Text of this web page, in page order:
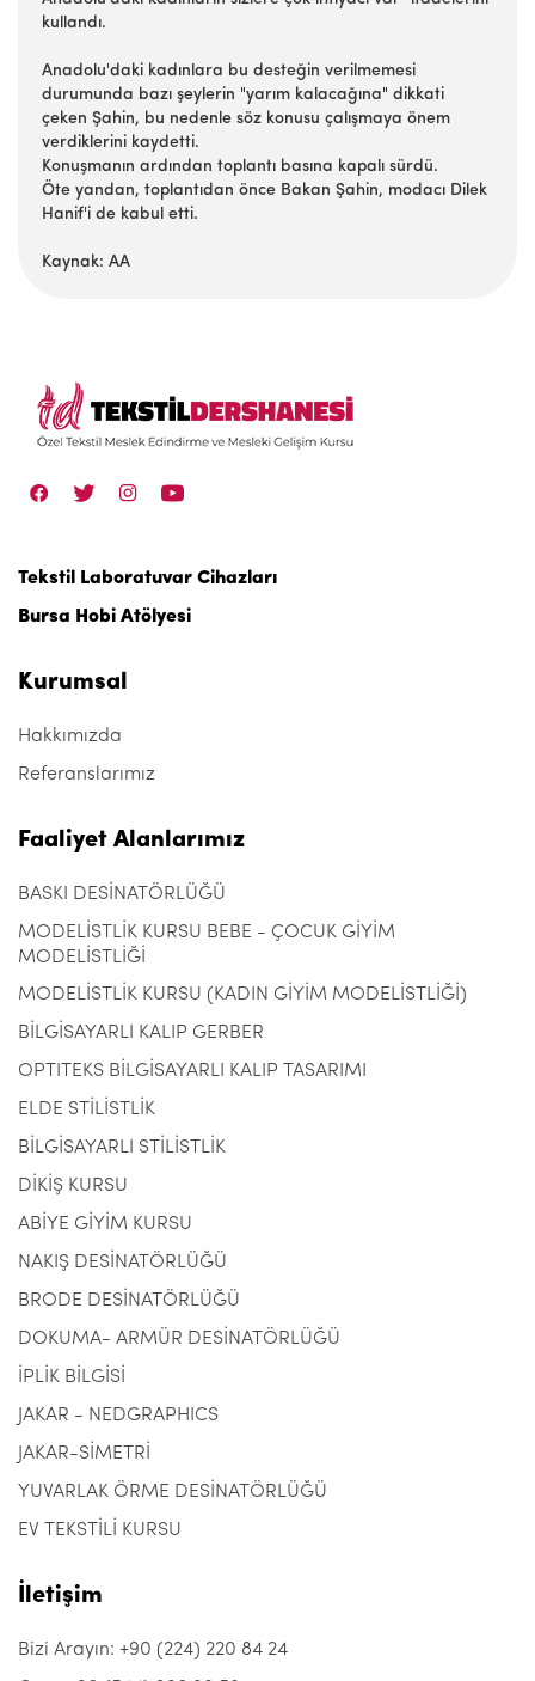
kullandı.
Anadolu'daki kadınlara bu desteğin verilmemesi
durumunda bazı şeylerin "yarım kalacağına" dikkati
çeken Şahin, bu nedenle söz konusu çalışmaya önem
verdiklerini kaydetti.
Konuşmanın ardından toplantı basına kapalı sürdü.
Öte yandan, toplantıdan önce Bakan Şahin, modacı Dilek
Hanif'i de kabul etti.
Kaynak: AA
Tekstil Laboratuvar Cihazları
Bursa Hobi Atölyesi
Kurumsal
Hakkımızda
Referanslarımız
Faaliyet Alanlarımız
BASKI DESİNATÖRLÜĞÜ
MODELİSTLİK KURSU BEBE - ÇOCUK GİYİM
MODELİSTLİĞİ
MODELİSTLİK KURSU (KADIN GİYİM MODELİSTLİĞİ)
BİLGİSAYARLI KALIP GERBER
OPTITEKS BİLGİSAYARLI KALIP TASARIMI
ELDE STİLİSTLİK
BİLGİSAYARLI STİLİSTLİK
DİKİŞ KURSU
ABİYE GİYİM KURSU
NAKIŞ DESİNATÖRLÜĞÜ
BRODE DESİNATÖRLÜĞÜ
DOKUMA- ARMÜR DESİNATÖRLÜĞÜ
İPLİK BİLGİSİ
JAKAR - NEDGRAPHICS
JAKAR-SİMETRİ
YUVARLAK ÖRME DESİNATÖRLÜĞÜ
EV TEKSTİLİ KURSU
İletişim
Bizi Arayın: +90 (224) 220 84 24